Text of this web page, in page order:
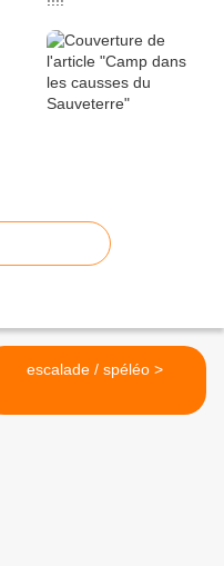
escalade / spéléo >